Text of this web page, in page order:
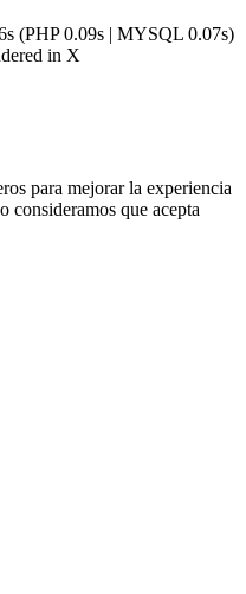
(PHP 0.09s | MYSQL 0.07s)
in X
para mejorar la experiencia
consideramos que acepta